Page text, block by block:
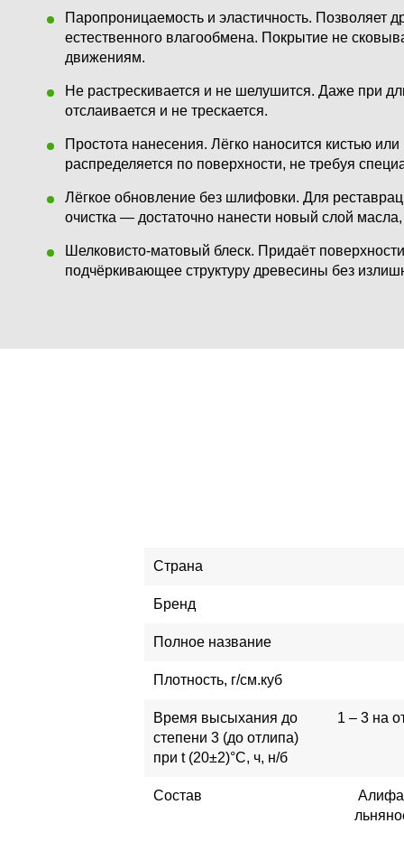
Паропроницаемость и эластичность. Позволяет
естественного влагообмена. Покрытие не
движениям.
Не растрескивается и не шелушится. Даже при
отслаивается и не трескается.
Простота нанесения. Лёгко наносится кистью
распределяется по поверхности, не требуя
Лёгкое обновление без шлифовки. Для
очистка — достаточно нанести новый слой
Шелковисто-матовый блеск. Придаёт
подчёркивающее структуру древесины без
Страна
Бренд
Полное название
Плотность, г/см.куб
Время высыхания до
степени 3 (до отлипа)
при t (20±2)°С, ч, н/б
1 – 3 на
Состав